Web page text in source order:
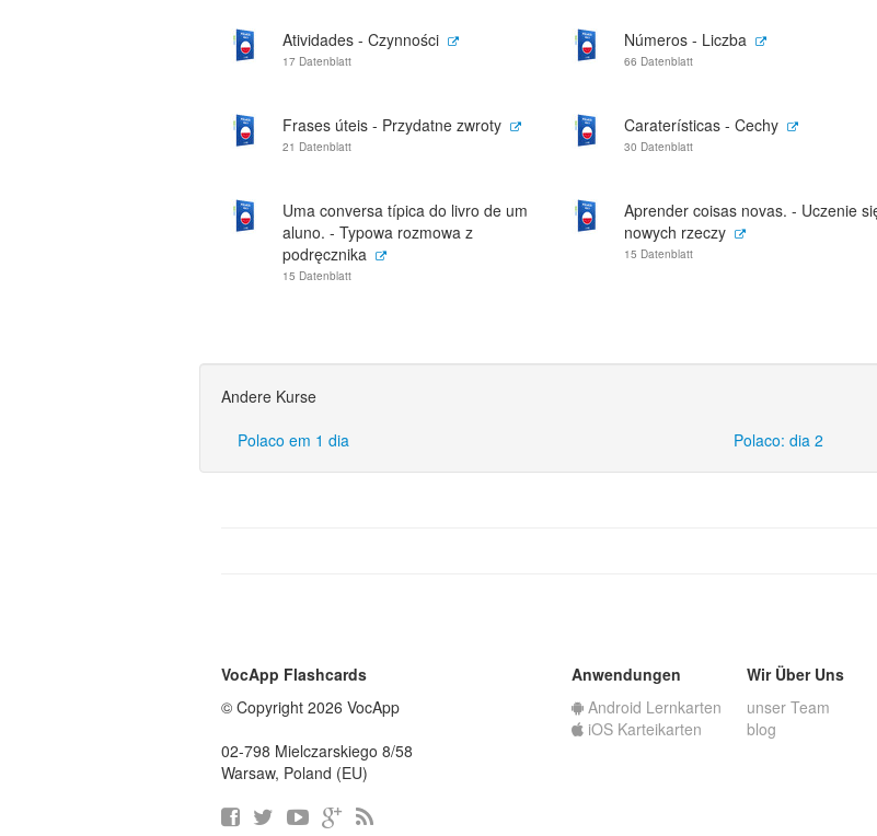
Atividades - Czynności
17 Datenblatt
Números - Liczba
66 Datenblatt
Frases úteis - Przydatne zwroty
21 Datenblatt
Caraterísticas - Cechy
30 Datenblatt
Uma conversa típica do livro de um
aluno. - Typowa rozmowa z
podręcznika
15 Datenblatt
Aprender coisas novas. - Uczenie
nowych rzeczy
15 Datenblatt
Andere Kurse
Polaco em 1 dia
Polaco: dia 2
VocApp Flashcards
© Copyright 2026 VocApp
02-798 Mielczarskiego 8/58
Warsaw, Poland (EU)
Anwendungen
Android Lernkarten
iOS Karteikarten
Wir Über Uns
unser Team
blog